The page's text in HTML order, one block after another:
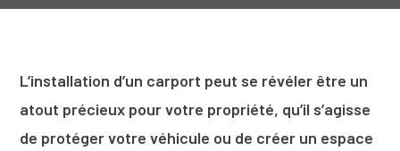
L’installation d’un carport peut se révéler être un
atout précieux pour votre propriété, qu’il s’agisse
de protéger votre véhicule ou de créer un espace